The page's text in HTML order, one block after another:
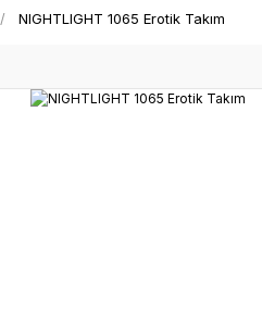
NIGHTLIGHT 1065 Erotik Takım